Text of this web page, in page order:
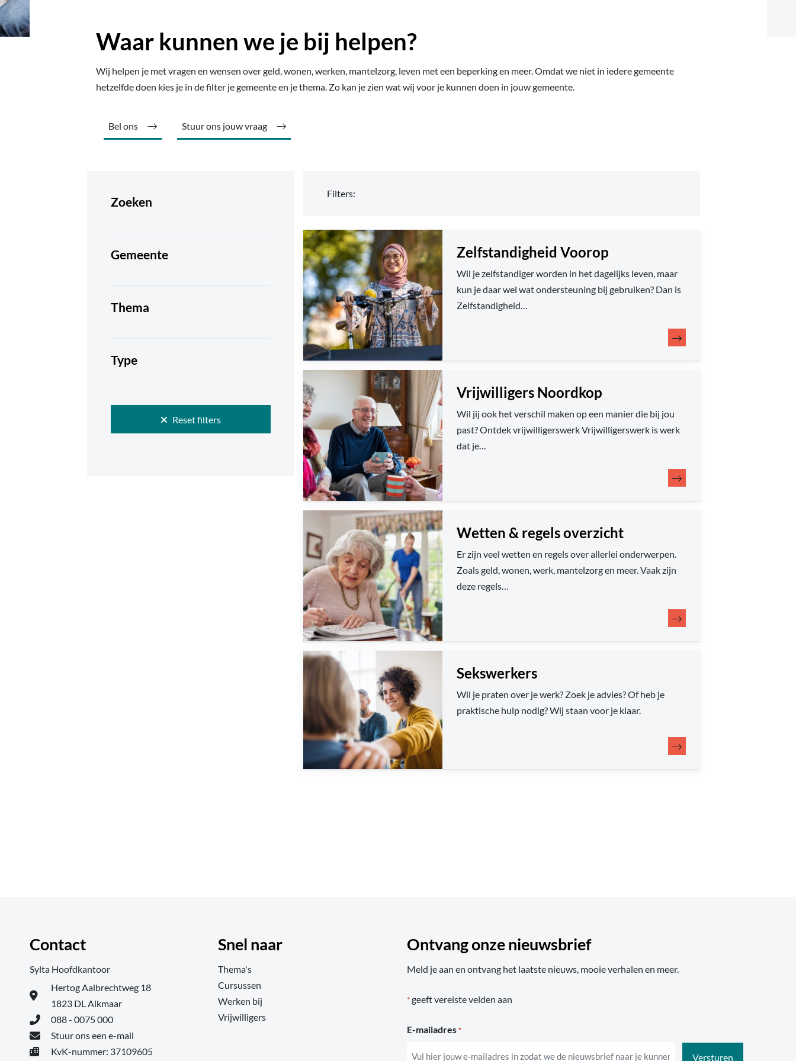
Waar kunnen we je bij helpen?
Wij helpen je met vragen en wensen over geld, wonen, werken, mantelzorg, leven met een beperking en meer. Omdat we niet in iedere gemeente
hetzelfde doen kies je in de filter je gemeente en je thema. Zo kan je zien wat wij voor je kunnen doen in jouw gemeente.
Bel ons Stuur ons jouw vraag
Zoeken
Gemeente
Thema
Type
Reset filters
Filters:
Zelfstandigheid Voorop
Wil je zelfstandiger worden in het dagelijks leven, maar
kun je daar wel wat ondersteuning bij gebruiken? Dan is
Zelfstandigheid…
Vrijwilligers Noordkop
Wil jij ook het verschil maken op een manier die bij jou
past? Ontdek vrijwilligerswerk Vrijwilligerswerk is werk
dat je…
Wetten & regels overzicht
Er zijn veel wetten en regels over allerlei onderwerpen.
Zoals geld, wonen, werk, mantelzorg en meer. Vaak zijn
deze regels…
Sekswerkers
Wil je praten over je werk? Zoek je advies? Of heb je
praktische hulp nodig? Wij staan voor je klaar.
Contact
Sylta Hoofdkantoor
Hertog Aalbrechtweg 18
1823 DL Alkmaar
088 - 0075 000
Stuur ons een e-mail
KvK-nummer: 37109605
Snel naar
Thema's
Cursussen
Werken bij
Vrijwilligers
Ontvang onze nieuwsbrief
Meld je aan en ontvang het laatste nieuws, mooie verhalen en meer.
*geeft vereiste velden aan
E-mailadres *